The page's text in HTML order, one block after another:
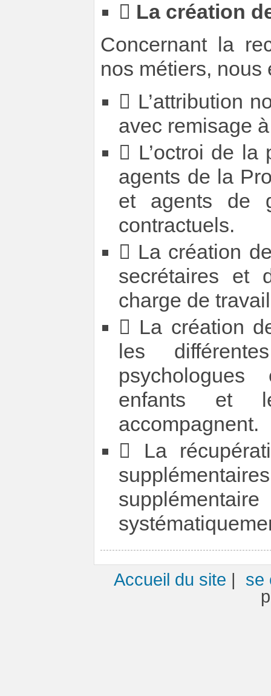
 La création
Concernant la
nos métiers, nous
 L’attribution
avec remisage
 L’octroi de la
agents de la
et agents de
contractuels.
 La création
secrétaires et
charge de
 La création
les
enfants et
accompagnent.
 La
Accueil du site | se